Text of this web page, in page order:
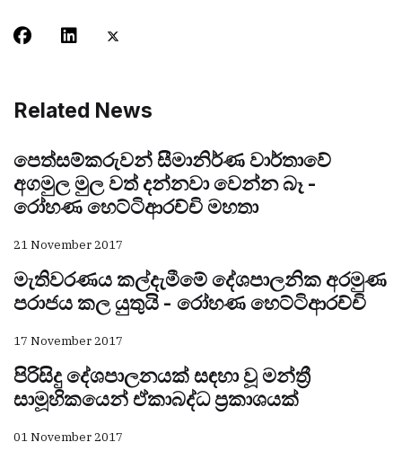
Related News
පෙත්සම්කරුවන් සීමානිර්ණ වාර්තාවේ
අගමුල මුල වත් දන්නවා වෙන්න බෑ -
රෝහණ හෙට්ටිආරච්චි මහතා
21 November 2017
මැතිවරණය කල්දැමීමේ දේශපාලනික අරමුණ
පරාජය කල යුතුයි - රෝහණ හෙට්ටිආරච්චි
17 November 2017
පිරිසිදු දේශපාලනයක් සඳහා වූ මන්ත්‍රී
සාමූහිකයෙන් ඒකාබද්ධ ප්‍රකාශයක්
01 November 2017